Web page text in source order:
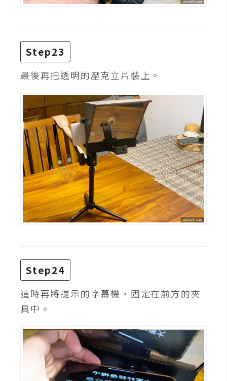
Step23
最後再把透明的壓克立片裝上。
Step24
這時再將提示的字幕機，固定在前方的夾
具中。